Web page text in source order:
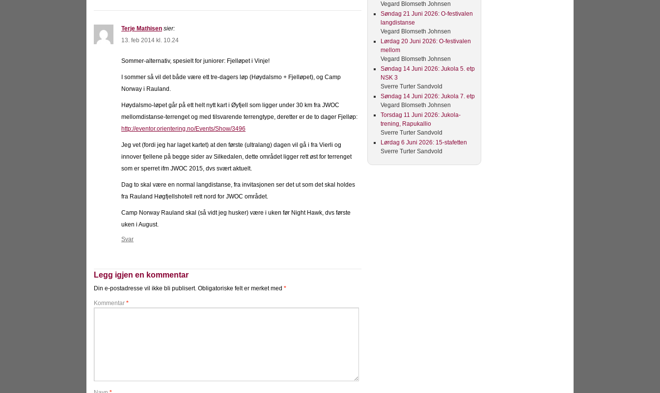
Terje Mathisen sier:
13. feb 2014 kl. 10.24
Sommer-alternativ, spesielt for juniorer: Fjelløpet i Vinje!
I sommer så vil det både være ett tre-dagers løp (Høydalsmo + Fjelløpet), og Camp
Norway i Rauland.
Høydalsmo-løpet går på ett helt nytt kart i Øyfjell som ligger under 30 km fra JWOC
mellomdistanse-terrenget og med tilsvarende terrengtype, deretter er de to dager Fjelløp:
http://eventor.orientering.no/Events/Show/3496
Jeg vet (fordi jeg har laget kartet) at den første (ultralang) dagen vil gå i fra Vierli og
innover fjellene på begge sider av Silkedalen, dette området ligger rett øst for terrenget
som er sperret ifm JWOC 2015, dvs svært aktuelt.
Dag to skal være en normal langdistanse, fra invitasjonen ser det ut som det skal holdes
fra Rauland Høgfjellshotell rett nord for JWOC området.
Camp Norway Rauland skal (så vidt jeg husker) være i uken før Night Hawk, dvs første
uken i August.
Svar
Legg igjen en kommentar
Din e-postadresse vil ikke bli publisert. Obligatoriske felt er merket med *
Kommentar *
Vegard Blomseth Johnsen
Søndag 21 Juni 2026: O-festivalen
langdistanse
Vegard Blomseth Johnsen
Lørdag 20 Juni 2026: O-festivalen
mellom
Vegard Blomseth Johnsen
Søndag 14 Juni 2026: Jukola 5. etp
NSK 3
Sverre Turter Sandvold
Søndag 14 Juni 2026: Jukola 7. etp
Vegard Blomseth Johnsen
Torsdag 11 Juni 2026: Jukola-
trening, Rapukallio
Sverre Turter Sandvold
Lørdag 6 Juni 2026: 15-stafetten
Sverre Turter Sandvold